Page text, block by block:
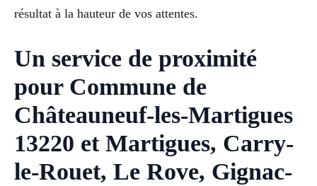
résultat à la hauteur de vos attentes.
Un service de proximité
pour Commune de
Châteauneuf-les-Martigues
13220 et Martigues, Carry-
le-Rouet, Le Rove, Gignac-